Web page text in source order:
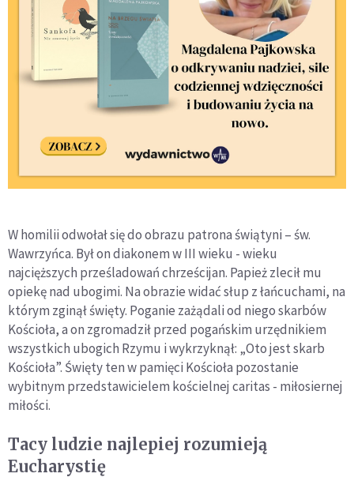
W homilii odwołał się do obrazu patrona świątyni – św.
Wawrzyńca. Był on diakonem w III wieku - wieku
najcięższych prześladowań chrześcijan. Papież zlecił mu
opiekę nad ubogimi. Na obrazie widać słup z łańcuchami, na
którym zginął święty. Poganie zażądali od niego skarbów
Kościoła, a on zgromadził przed pogańskim urzędnikiem
wszystkich ubogich Rzymu i wykrzyknął: „Oto jest skarb
Kościoła”. Święty ten w pamięci Kościoła pozostanie
wybitnym przedstawicielem kościelnej caritas - miłosiernej
miłości.
Tacy ludzie najlepiej rozumieją
Eucharystię